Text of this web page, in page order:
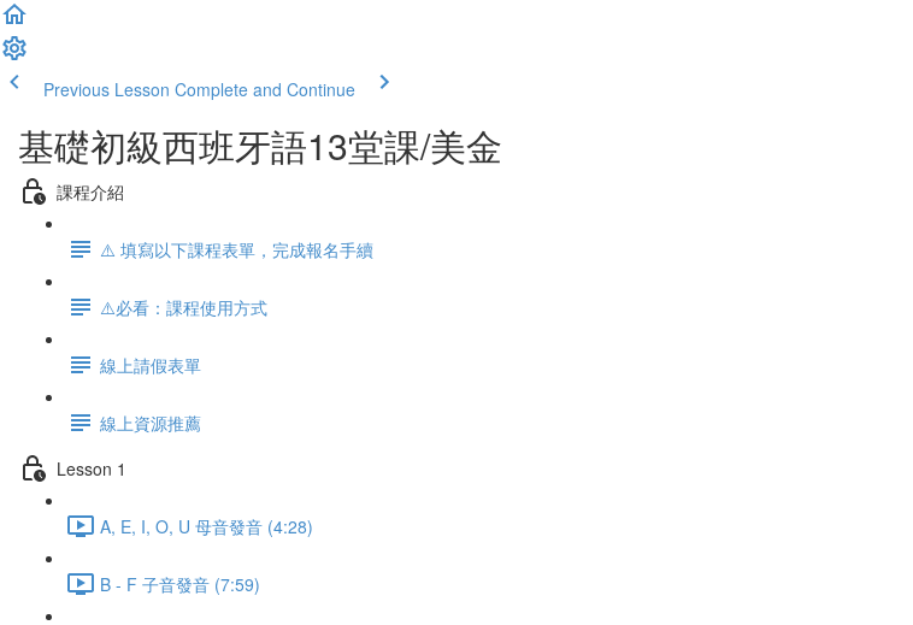
Previous Lesson Complete and Continue
基礎初級西班牙語13堂課/美金
課程介紹
⚠️ 填寫以下課程表單，完成報名手續
⚠️必看：課程使用方式
線上請假表單
線上資源推薦
Lesson 1
A, E, I, O, U 母音發音 (4:28)
B - F 子音發音 (7:59)